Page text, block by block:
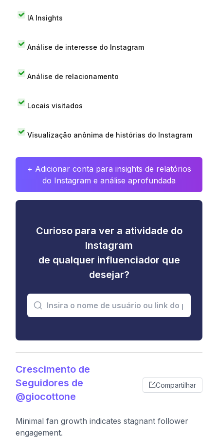
IA Insights
Análise de interesse do Instagram
Análise de relacionamento
Locais visitados
Visualização anônima de histórias do Instagram
+ Adicionar conta para insights de relatórios
do Instagram e análise aprofundada
Curioso para ver a atividade do
Instagram
de qualquer influenciador que
desejar?
Crescimento de
Seguidores de
@giocottone
Compartilhar
Minimal fan growth indicates stagnant follower
engagement.